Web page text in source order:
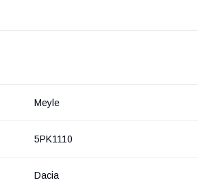
Meyle
5PK1110
Dacia